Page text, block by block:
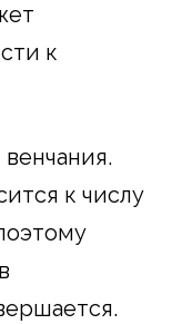
к
к числу